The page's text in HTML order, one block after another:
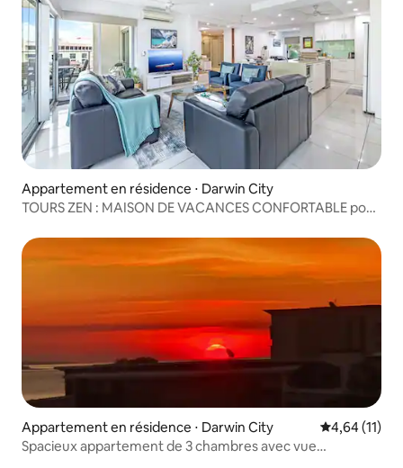
Appartement en résidence ⋅ Darwin City
TOURS ZEN : MAISON DE VACANCES CONFORTABLE pour
Appartement en résidence ⋅ Darwin City Évaluation
4,64 (11)
Spacieux appartement de 3 chambres avec vue